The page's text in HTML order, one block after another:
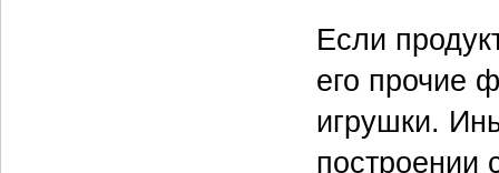
Если
его прочие
игрушки.
построении